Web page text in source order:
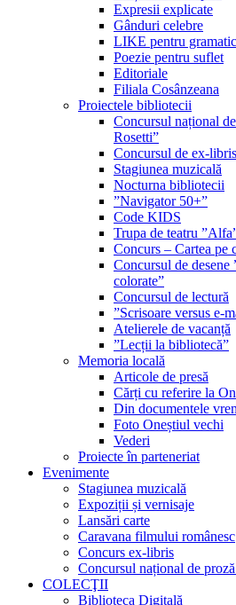
Expresii explicate
Gânduri celebre
LIKE pentru
Poezie pentru suflet
Editoriale
Filiala Cosânzeana
Proiectele bibliotecii
Concursul național
Rosetti”
Concursul de ex-libris
Stagiunea muzicală
Nocturna bibliotecii
”Navigator 50+”
Code KIDS
Trupa de teatru
Concurs – Cartea pe
Concursul de desene
colorate”
Concursul de lectură
”Scrisoare versus e-
Atelierele de vacanță
”Lecții la bibliotecă”
Memoria locală
Articole de presă
Cărți cu referire la
Din documentele
Foto Oneștiul vechi
Vederi
Proiecte în parteneriat
Evenimente
Stagiunea muzicală
Expoziții și vernisaje
Lansări carte
Caravana filmului românesc
Concurs ex-libris
Concursul național de
COLECŢII
Biblioteca Digitală